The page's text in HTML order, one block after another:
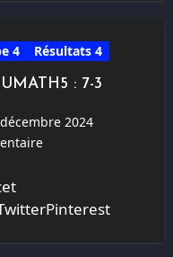
4 Résultats 4
: 7-3
2024